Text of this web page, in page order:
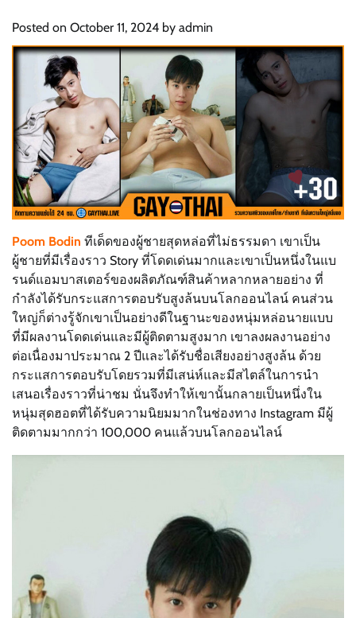
Posted on October 11, 2024 by admin
Poom Bodin ทีเด็ดของผู้ชายสุดหล่อที่ไม่ธรรมดา เขาเป็น
ผู้ชายที่มีเรื่องราว Story ที่โดดเด่นมากและเขาเป็นหนึ่งในแบ
รนด์แอมบาสเตอร์ของผลิตภัณฑ์สินค้าหลากหลายอย่าง ที่
กำลังได้รับกระแสการตอบรับสูงล้นบนโลกออนไลน์ คนส่วน
ใหญ่ก็ต่างรู้จักเขาเป็นอย่างดีในฐานะของหนุ่มหล่อนายแบบ
ที่มีผลงานโดดเด่นและมีผู้ติดตามสูงมาก เขาลงผลงานอย่าง
ต่อเนื่องมาประมาณ 2 ปีและได้รับชื่อเสียงอย่างสูงล้น ด้วย
กระแสการตอบรับโดยรวมที่มีเสน่ห์และมีสไตล์ในการนำ
เสนอเรื่องราวที่น่าชม นั่นจึงทำให้เขานั้นกลายเป็นหนึ่งใน
หนุ่มสุดฮอตที่ได้รับความนิยมมากในช่องทาง Instagram มีผู้
ติดตามมากกว่า 100,000 คนแล้วบนโลกออนไลน์